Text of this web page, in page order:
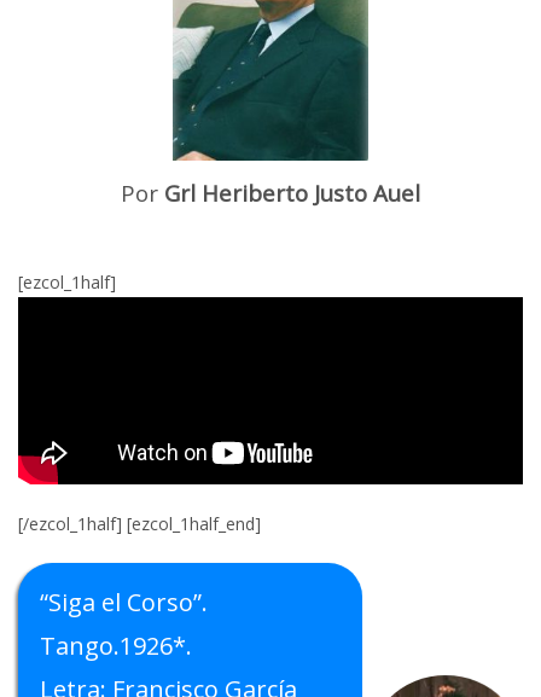
Por Grl Heriberto Justo Auel
[ezcol_1half]
[/ezcol_1half] [ezcol_1half_end]
“Siga el Corso”.
Tango.1926*.
Letra: Francisco García